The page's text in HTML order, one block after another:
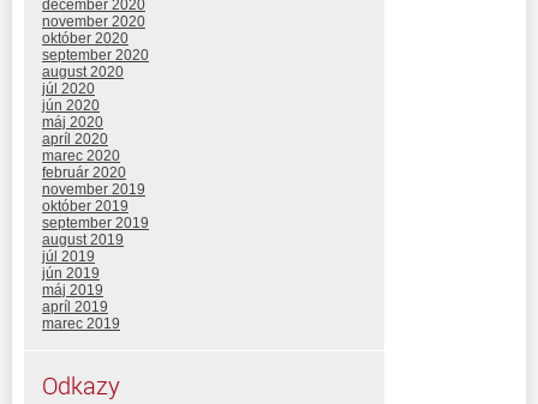
december 2020
november 2020
október 2020
september 2020
august 2020
júl 2020
jún 2020
máj 2020
apríl 2020
marec 2020
február 2020
november 2019
október 2019
september 2019
august 2019
júl 2019
jún 2019
máj 2019
apríl 2019
marec 2019
Odkazy